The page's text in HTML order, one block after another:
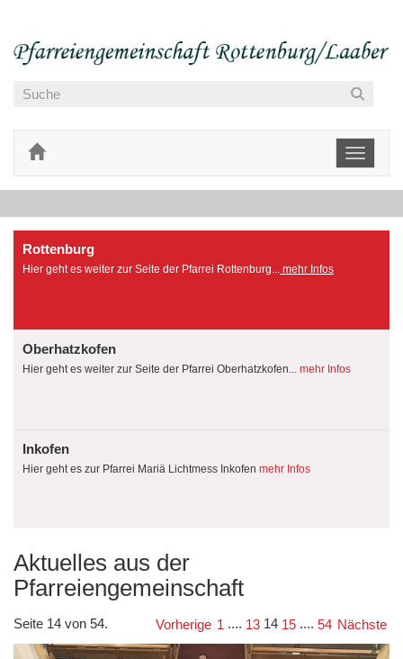
Toggle
Rottenburg
Hier geht es weiter zur Seite der Pfarrei Rottenburg... mehr Infos
Oberhatzkofen
Hier geht es weiter zur Seite der Pfarrei Oberhatzkofen... mehr Infos
Inkofen
Hier geht es zur Pfarrei Mariä Lichtmess Inkofen mehr Infos
Aktuelles aus der
Pfarreiengemeinschaft
Seite 14 von 54. Vorherige 1 .... 13 14 15 .... 54 Nächste